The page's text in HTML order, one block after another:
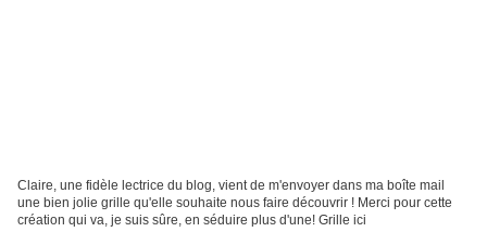
Claire, une fidèle lectrice du blog, vient de m'envoyer dans ma boîte mail
une bien jolie grille qu'elle souhaite nous faire découvrir ! Merci pour cette
création qui va, je suis sûre, en séduire plus d'une! Grille ici